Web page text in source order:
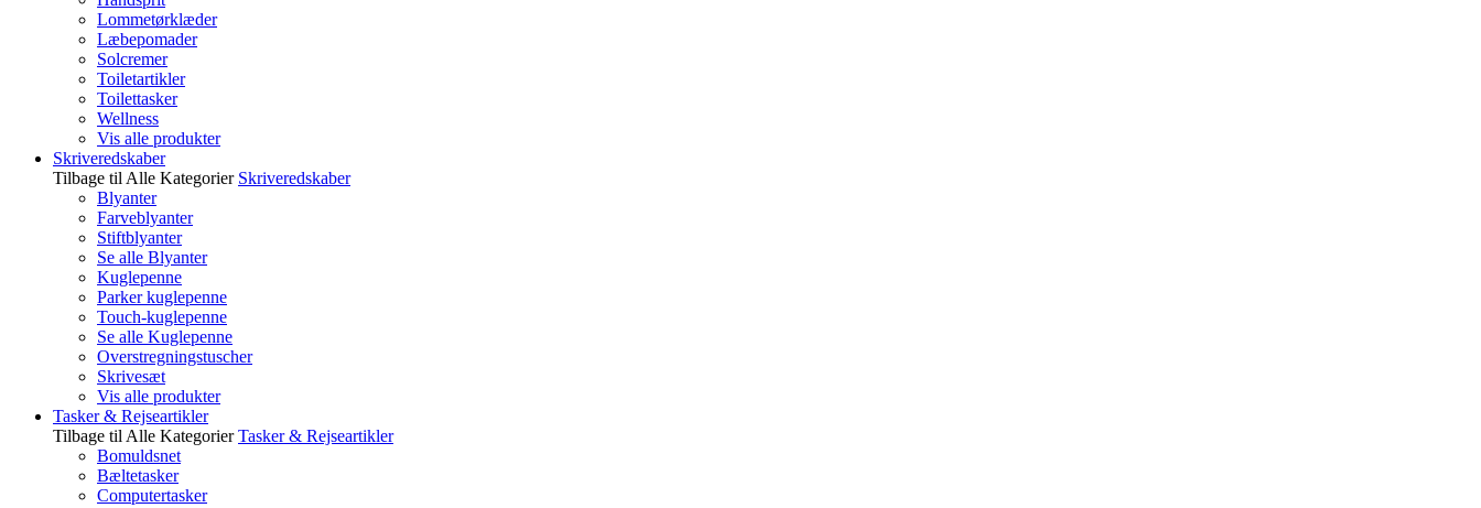
Lommetørklæder
Læbepomader
Solcremer
Toiletartikler
Toilettasker
Wellness
Vis alle produkter
Skriveredskaber
Tilbage til Alle Kategorier Skriveredskaber
Blyanter
Farveblyanter
Stiftblyanter
Se alle Blyanter
Kuglepenne
Parker kuglepenne
Touch-kuglepenne
Se alle Kuglepenne
Overstregningstuscher
Skrivesæt
Vis alle produkter
Tasker & Rejseartikler
Tilbage til Alle Kategorier Tasker & Rejseartikler
Bomuldsnet
Bæltetasker
Computertasker